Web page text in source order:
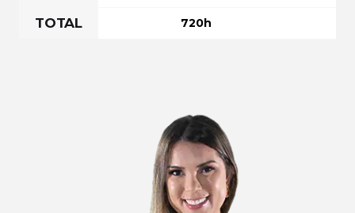
TOTAL 720h